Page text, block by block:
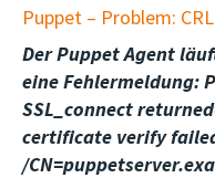
Puppet – Problem:
Der Puppet Agent
eine Fehlermeldung:
SSL_connect
certificate verify
/